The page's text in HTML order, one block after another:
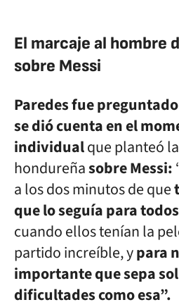
El marcaje al hombre
sobre Messi
Paredes fue
se dió cuenta en el
individualque planteó
hondureñasobre Messi:
a los dos minutos de que
que lo seguía para
cuando ellos tenían la
partido increíble, ypara
importante que sepa
dificultades como esa”.